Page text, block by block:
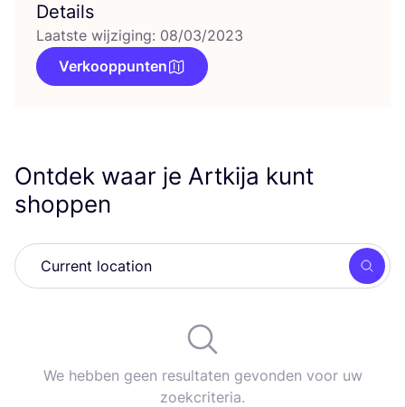
Details
Laatste wijziging: 08/03/2023
Verkooppunten
Ontdek waar je Artkija kunt
shoppen
Zoek
We hebben geen resultaten gevonden voor uw
zoekcriteria.